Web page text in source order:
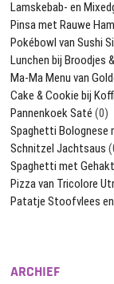
Lamskebab- en
Pinsa met Rauwe
Pokébowl van Sushi
Lunchen bij Broodjes
Ma-Ma Menu van
Cake & Cookie bij
Pannenkoek Saté (0)
Spaghetti Bolognese
Schnitzel Jachtsaus
Spaghetti met
Pizza van Tricolore
Patatje Stoofvlees
ARCHIEF